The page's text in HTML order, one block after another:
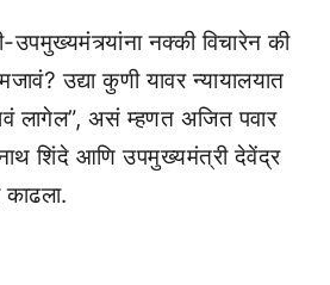
उपमुख्यमंत्र्यांना नक्की विचारेन की
उद्या कुणी यावर न्यायालयात
लागेल”, असं म्हणत अजित पवार
शिंदे आणि उपमुख्यमंत्री देवेंद्र